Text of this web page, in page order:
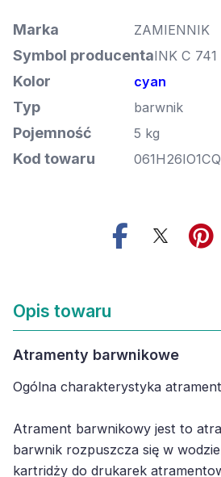
Marka ZAMIENNIK
Symbol producentaINK C 741
Kolor cyan
Typ barwnik
Pojemność 5 kg
Kod towaru
Opis towaru
Atramenty barwnikowe
Ogólna charakterystyka
Atrament barwnikowy jest to
barwnik rozpuszcza się w
kartridży do drukarek